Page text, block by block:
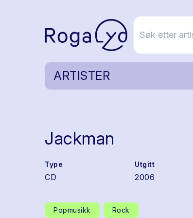
ARTISTER
Jackman
Type
CD
Utgitt
2006
Popmusikk Rock